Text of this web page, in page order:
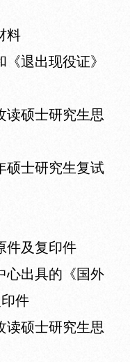
料
《退出现役证》
读硕士研究生思
硕士研究生复试
件及复印件
心出具的《国外
件
读硕士研究生思